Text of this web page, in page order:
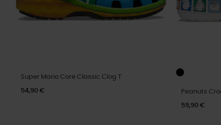
Super Mario Core Classic Clog T
54,90 € Peanuts
59,90 €